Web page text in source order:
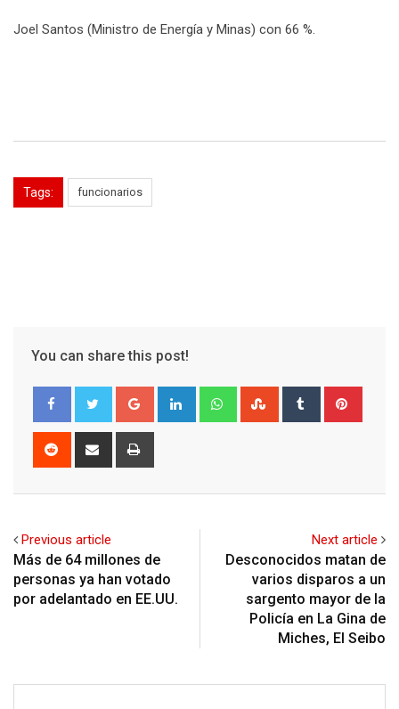
Joel Santos (Ministro de Energía y Minas) con 66 %.
Tags: funcionarios
You can share this post!
Google+ LinkedIn WhatsappStumbleUpon
Tumblr
Reddit
Share
Previous article
Más de 64 millones de
personas ya han votado
por adelantado en EE.UU.
Next article
Desconocidos matan de
varios disparos a un
sargento mayor de la
Policía en La Gina de
Miches, El Seibo